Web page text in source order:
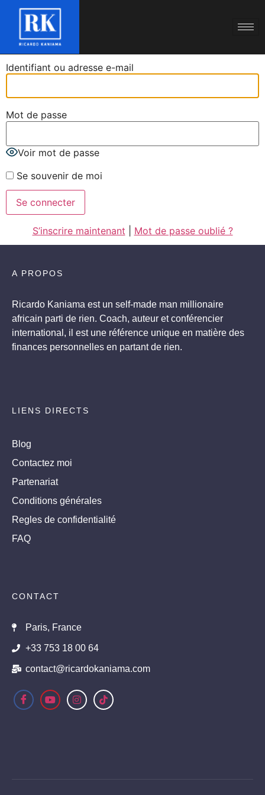
Identifiant ou adresse e-mail
Mot de passe
Voir mot de passe
Se souvenir de moi
S’inscrire maintenant Mot de passe oublié ?
A PROPOS
Ricardo Kaniama est un self-made man millionaire
africain parti de rien. Coach, auteur et conférencier
international, il est une référence unique en matière des
finances personnelles en partant de rien.
LIENS DIRECTS
Blog
Contactez moi
Partenariat
Conditions générales
Regles de confidentialité
FAQ
CONTACT
Paris, France
+33 753 18 00 64
contact@ricardokaniama.com